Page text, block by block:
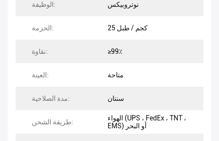
الوظيفة: نوتروبيكس
الحزمة: 25 كجم / طبل
نقاوة: ≥99٪
العينة: متاحة
مدة الصلاحية: سنتان
طريقة الشحن:
الهواء (UPS ، FedEx ، TNT ،
EMS) أو البحر